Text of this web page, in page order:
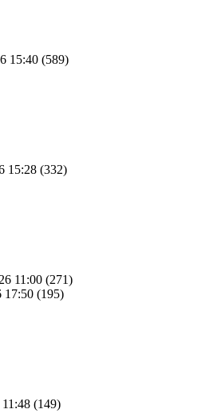
15:40 (589)
15:28 (332)
11:00 (271)
17:50 (195)
(149)